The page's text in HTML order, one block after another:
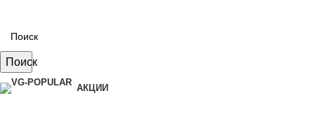
Поиск
АКЦИИ